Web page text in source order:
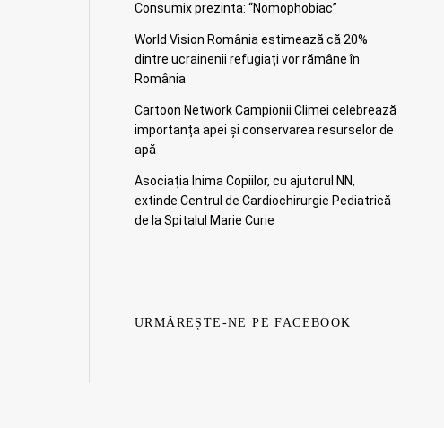
Consumix prezinta: “Nomophobiac”
World Vision România estimează că 20%
dintre ucrainenii refugiați vor rămâne în
România
Cartoon Network Campionii Climei celebrează
importanța apei și conservarea resurselor de
apă
Asociația Inima Copiilor, cu ajutorul NN,
extinde Centrul de Cardiochirurgie Pediatrică
de la Spitalul Marie Curie
URMĂREȘTE-NE PE FACEBOOK